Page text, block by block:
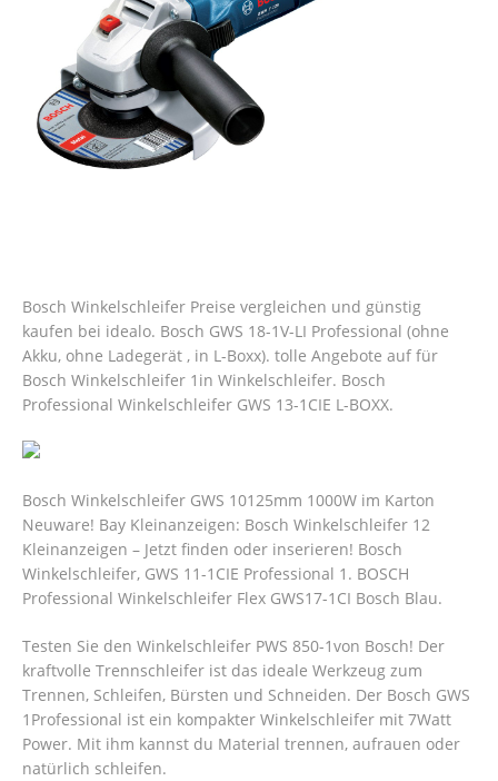
Bosch Winkelschleifer Preise vergleichen und günstig
kaufen bei idealo. Bosch GWS 18-1V-LI Professional (ohne
Akku, ohne Ladegerät , in L-Boxx). tolle Angebote auf für
Bosch Winkelschleifer 1in Winkelschleifer. Bosch
Professional Winkelschleifer GWS 13-1CIE L-BOXX.
Bosch Winkelschleifer GWS 10125mm 1000W im Karton
Neuware! Bay Kleinanzeigen: Bosch Winkelschleifer 12
Kleinanzeigen – Jetzt finden oder inserieren! Bosch
Winkelschleifer, GWS 11-1CIE Professional 1. BOSCH
Professional Winkelschleifer Flex GWS17-1CI Bosch Blau.
Testen Sie den Winkelschleifer PWS 850-1von Bosch! Der
kraftvolle Trennschleifer ist das ideale Werkzeug zum
Trennen, Schleifen, Bürsten und Schneiden. Der Bosch GWS
1Professional ist ein kompakter Winkelschleifer mit 7Watt
Power. Mit ihm kannst du Material trennen, aufrauen oder
natürlich schleifen.